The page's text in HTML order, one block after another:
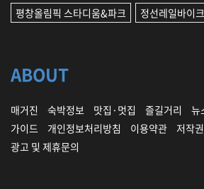
평창올림픽 스타디움&파크
정선레일바이크
ABOUT
매거진 숙박정보 맛집·멋집 즐길거리
뉴
가이드
개인정보처리방침 이용약관 저작
광고 및 제휴문의